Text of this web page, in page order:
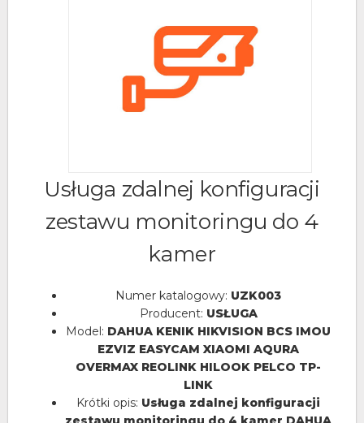
Usługa zdalnej konfiguracji
zestawu monitoringu do 4
kamer
Numer katalogowy: UZK003
Producent: USŁUGA
Model: DAHUA KENIK HIKVISION BCS IMOU
EZVIZ EASYCAM XIAOMI AQURA
OVERMAX REOLINK HILOOK PELCO TP-
LINK
Krótki opis: Usługa zdalnej konfiguracji